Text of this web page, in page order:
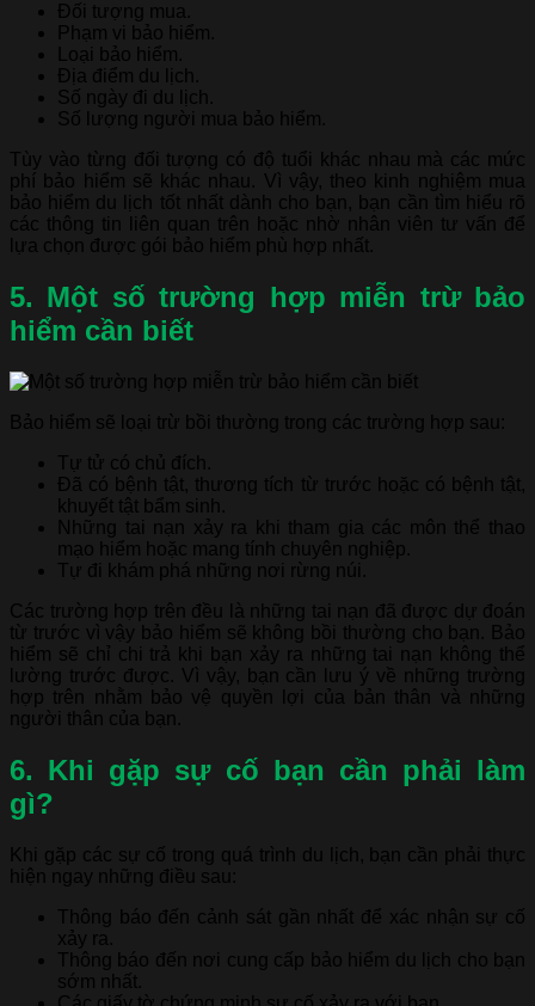
Đối tượng mua.
Phạm vi bảo hiểm.
Loại bảo hiểm.
Địa điểm du lịch.
Số ngày đi du lịch.
Số lượng người mua bảo hiểm.
Tùy vào từng đối tượng có độ tuổi khác nhau mà các mức
phí bảo hiểm sẽ khác nhau. Vì vậy, theo kinh nghiệm mua
bảo hiểm du lịch tốt nhất dành cho bạn, bạn cần tìm hiểu rõ
các thông tin liên quan trên hoặc nhờ nhân viên tư vấn để
lựa chọn được gói bảo hiểm phù hợp nhất.
5. Một số trường hợp miễn trừ bảo
hiểm cần biết
Bảo hiểm sẽ loại trừ bồi thường trong các trường hợp sau:
Tự tử có chủ đích.
Đã có bệnh tật, thương tích từ trước hoặc có bệnh tật,
khuyết tật bẩm sinh.
Những tai nạn xảy ra khi tham gia các môn thể thao
mạo hiểm hoặc mang tính chuyên nghiệp.
Tự đi khám phá những nơi rừng núi.
Các trường hợp trên đều là những tai nạn đã được dự đoán
từ trước vì vậy bảo hiểm sẽ không bồi thường cho bạn. Bảo
hiểm sẽ chỉ chi trả khi bạn xảy ra những tai nạn không thể
lường trước được. Vì vậy, bạn cần lưu ý về những trường
hợp trên nhằm bảo vệ quyền lợi của bản thân và những
người thân của bạn.
6. Khi gặp sự cố bạn cần phải làm
gì?
Khi gặp các sự cố trong quá trình du lịch, bạn cần phải thực
hiện ngay những điều sau:
Thông báo đến cảnh sát gần nhất để xác nhận sự cố
xảy ra.
Thông báo đến nơi cung cấp bảo hiểm du lịch cho bạn
sớm nhất.